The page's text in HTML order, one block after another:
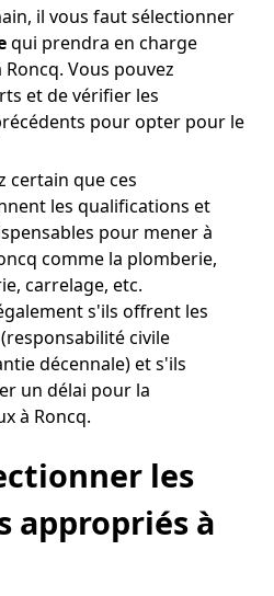
il vous faut sélectionner
qui prendra en charge
Vous pouvez
et de vérifier les
pour opter pour le
certain que ces
les qualifications et
pour mener à
comme la plomberie,
carrelage, etc.
s'ils offrent les
civile
décennale) et s'ils
un délai pour la
à Roncq.
les
appropriés à